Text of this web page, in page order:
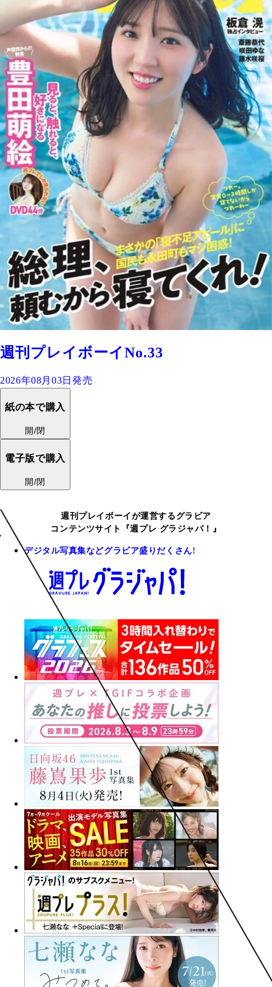
週刊プレイボーイNo.33
2026年08月03日発売
紙の本で購入
開/閉
電子版で購入
開/閉
週刊プレイボーイが運営するグラビア
コンテンツサイト『週プレ グラジャパ！』
デジタル写真集などグラビア盛りだくさん!